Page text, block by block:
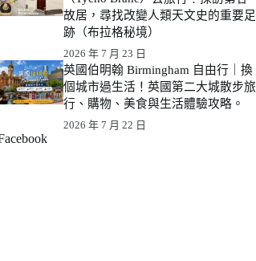
故居，尋找改變人類天文史的重要足
跡（布拉格秘境）
2026 年 7 月 23 日
英國伯明翰 Birmingham 自由行｜換
個城市過生活！英國第二大城散步旅
行、購物、美食與生活體驗攻略。
2026 年 7 月 22 日